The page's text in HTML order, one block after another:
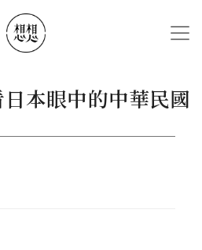
本眼中的中華民國
博士，實踐大學日文系助理